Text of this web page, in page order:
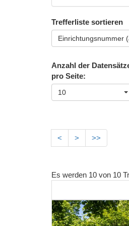
Trefferliste sortieren
Einrichtungsnummer
Anzahl der
pro Seite:
10
< > >>
Es werden 10 von 10